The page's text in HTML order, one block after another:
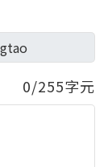
0/255字元